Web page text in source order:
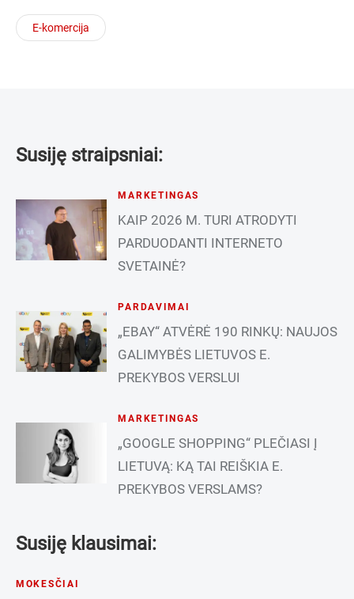
E-komercija
Susiję straipsniai:
MARKETINGAS
KAIP 2026 M. TURI ATRODYTI
PARDUODANTI INTERNETO
SVETAINĖ?
PARDAVIMAI
„EBAY“ ATVĖRĖ 190 RINKŲ: NAUJOS
GALIMYBĖS LIETUVOS E.
PREKYBOS VERSLUI
MARKETINGAS
„GOOGLE SHOPPING“ PLEČIASI Į
LIETUVĄ: KĄ TAI REIŠKIA E.
PREKYBOS VERSLAMS?
Susiję klausimai:
MOKESČIAI